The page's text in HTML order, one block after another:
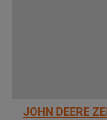
JOHN DEERE